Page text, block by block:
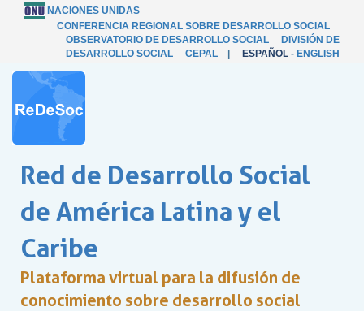
NACIONES UNIDAS
CONFERENCIA REGIONAL SOBRE DESARROLLO SOCIAL
OBSERVATORIO DE DESARROLLO SOCIAL
DIVISIÓN DE
DESARROLLO SOCIAL
CEPAL ESPAÑOL - ENGLISH
Red de Desarrollo Social
de América Latina y el
Caribe
Plataforma virtual para la difusión de
conocimiento sobre desarrollo social